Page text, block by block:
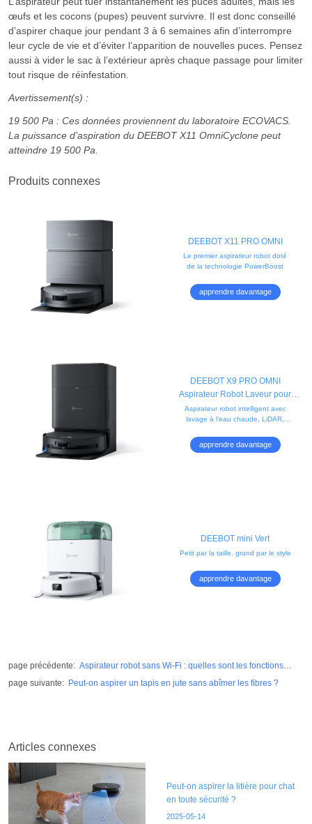
œufs et les cocons (pupes) peuvent survivre. Il est donc conseillé
d’aspirer chaque jour pendant 3 à 6 semaines afin d’interrompre
leur cycle de vie et d’éviter l’apparition de nouvelles puces. Pensez
aussi à vider le sac à l’extérieur après chaque passage pour limiter
tout risque de réinfestation.
Avertissement(s) :
19 500 Pa : Ces données proviennent du laboratoire ECOVACS.
La puissance d’aspiration du DEEBOT X11 OmniCyclone peut
atteindre 19 500 Pa.
Produits connexes
DEEBOT X11 PRO OMNI
Le premier aspirateur robot doté
de la technologie PowerBoost
apprendre davantage
DEEBOT X9 PRO OMNI
Aspirateur Robot Laveur pour
Animaux (Puissant, Vidage,
Tapis)
Aspirateur robot intelligent avec
lavage à l’eau chaude, LiDAR,
d'obstacles. Idéal pour les poils
apprendre davantage
DEEBOT mini Vert
Petit par la taille, grand par le style
apprendre davantage
page précédente: Aspirateur robot sans Wi-Fi : quelles sont les fonctions
disponibles ?
page suivante: Peut-on aspirer un tapis en jute sans abîmer les fibres ?
Articles connexes
Peut-on aspirer la litière pour chat
en toute sécurité ?
2025-05-14